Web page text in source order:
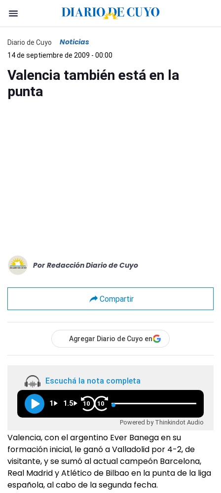
Diario de Cuyo Noticias
14 de septiembre de 2009 - 00:00
Valencia también está en la
punta
Por Redacción Diario de Cuyo
Compartir
Agregar Diario de Cuyo en
Escuchá la nota completa
1 1.5 10 10
Powered by Thinkindot Audio
Valencia, con el argentino Ever Banega en su
formación inicial, le ganó a Valladolid por 4-2, de
visitante, y se sumó al actual campeón Barcelona,
Real Madrid y Atlético de Bilbao en la punta de la liga
española, al cabo de la segunda fecha.